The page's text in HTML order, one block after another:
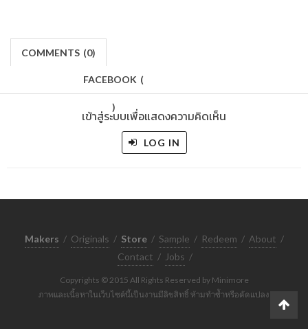
COMMENTS (0)
FACEBOOK (
)
เข้าสู่ระบบเพื่อแสดงความคิดเห็น
LOG IN
Makers / Originals / Store / Sample / Redeem / About /
Contact / Jobs /
Copyrights © 2015 All Rights Reserved by Minimore
ภาพและเนื้อหาในเว็บไซต์นี้เป็นงานมีลิขสิทธิ์ ห้ามทำซ้ำหรือดัดแปลง